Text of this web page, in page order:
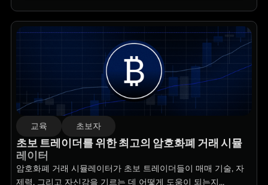
교육 초보자
초보 트레이더를 위한 최고의 암호화폐 거래 시뮬
레이터
암호화폐 거래 시뮬레이터가 초보 트레이더들이 매매 기술, 자
제력, 그리고 자신감을 기르는 데 어떻게 도움이 되는지...